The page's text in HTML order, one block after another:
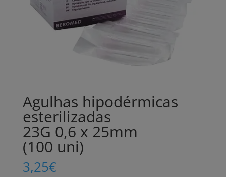
Agulhas hipodérmicas
esterilizadas
23G 0,6 x 25mm
(100 uni)
3,25€